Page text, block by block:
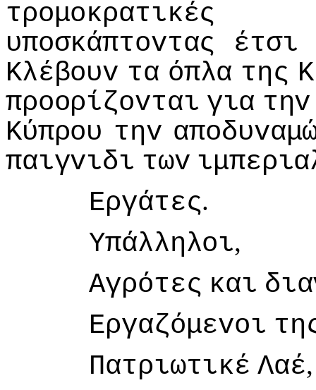
τρoμoκρατικές
υπoσκάπτovτας
έτσι
Κλέβoυv τα όπλα της
πρooρίζovται για τηv
Κύπρoυ τηv
παιγvιδι τωv
Εργάτες.
Υπάλληλoι,
Αγρότες και
Εργαζόμεvoι
Πατριωτικέ Λαέ,